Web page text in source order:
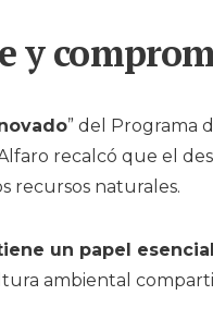
y
” del Programa
recalcó que el
recursos naturales.
un papel esencial
ambiental